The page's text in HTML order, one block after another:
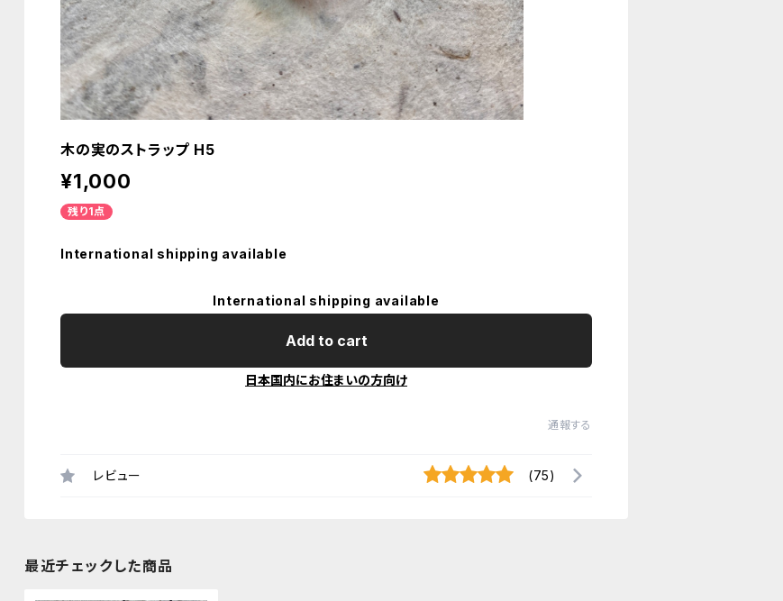
木の実のストラップ H5
¥1,000
残り1点
International shipping available
International shipping available
Add to cart
日本国内にお住まいの方向け
通報する
レビュー (75)
最近チェックした商品